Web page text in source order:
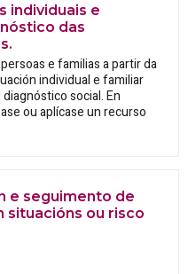
individuais e
das
e familias a partir da
individual e familiar
social. En
ou aplícase un recurso
e seguimento de
situacións ou risco